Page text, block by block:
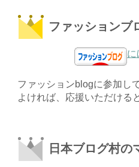
ファッションブ
に
ファッションblogに参加し
よければ、応援いただける
日本ブログ村の